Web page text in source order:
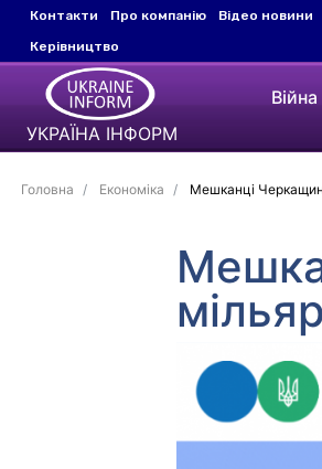
Контакти Про компанію
Відео новини
Керівництво
УКРАЇНА ІНФОРМ
Війна
Головна Економіка Мешканці